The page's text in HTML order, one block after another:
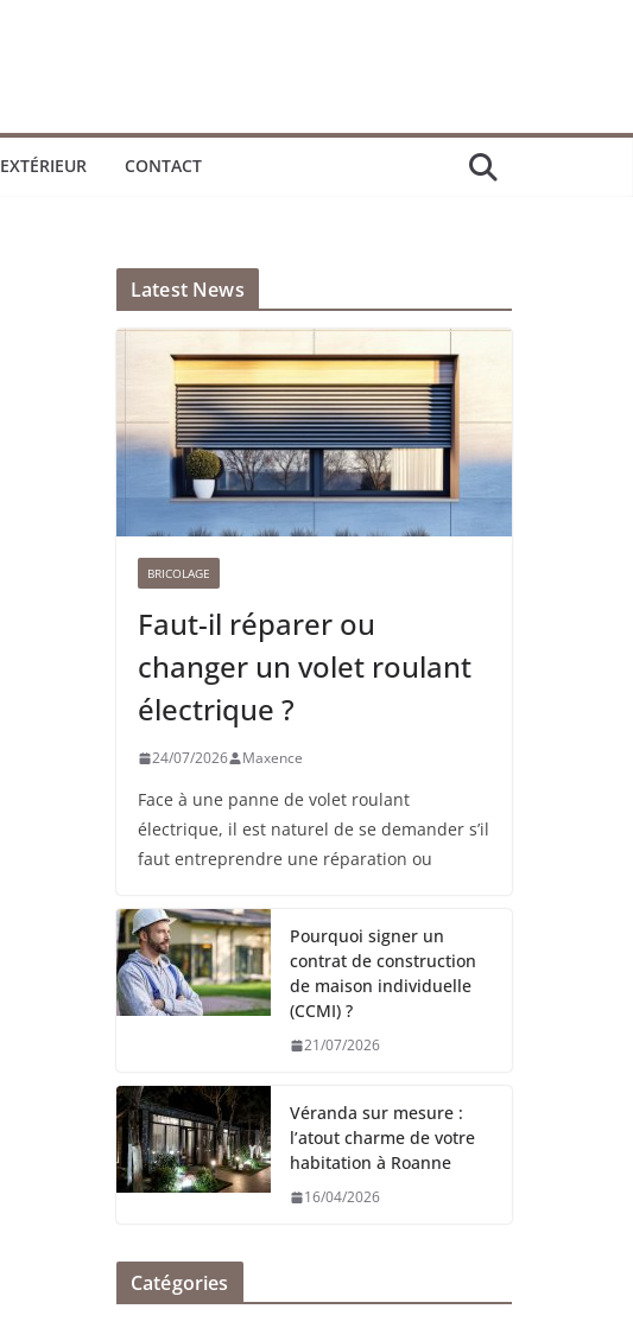
EXTÉRIEUR CONTACT
Latest News
BRICOLAGE
Faut-il réparer ou
changer un volet roulant
électrique ?
24/07/2026 Maxence
Face à une panne de volet roulant
électrique, il est naturel de se demander s’il
faut entreprendre une réparation ou
Pourquoi signer un
contrat de construction
de maison individuelle
(CCMI) ?
21/07/2026
Véranda sur mesure :
l’atout charme de votre
habitation à Roanne
16/04/2026
Catégories